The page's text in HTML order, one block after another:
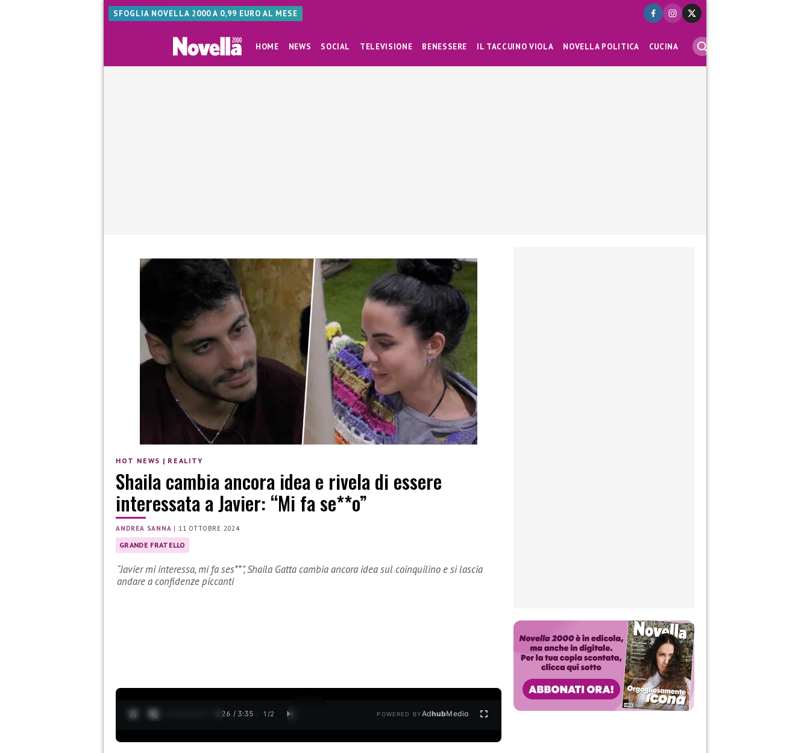
SFOGLIA NOVELLA 2000 A 0,99 EURO AL MESE
HOME NEWS SOCIAL TELEVISIONE BENESSERE IL TACCUINO VIOLA NOVELLA POLITICA CUCINA
HOT NEWS | REALITY
Shaila cambia ancora idea e rivela di essere
interessata a Javier: “Mi fa se**o”
ANDREA SANNA | 11 OTTOBRE 2024
GRANDE FRATELLO
“Javier mi interessa, mi fa ses**”, Shaila Gatta cambia ancora idea sul coinquilino e si lascia
andare a confidenze piccanti
0:27 / 3:35 1 /2 POWERED BYAdhubMedia